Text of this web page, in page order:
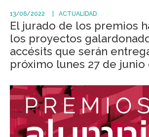
13/06/2022 ACTUALIDAD
El jurado de los premios
los proyectos
accésits que serán
próximo lunes 27 de junio